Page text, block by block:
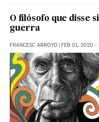
O filósofo que disse
guerra
FRANCESC ARROYO FEB 01, 2020 -